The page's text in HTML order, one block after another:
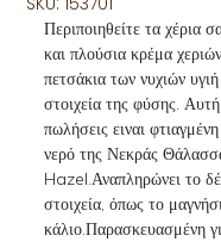
Περιποιηθείτε τα χέρια
και πλούσια κρέμα
πετσάκια των νυχιών
στοιχεία της φύσης.
πωλήσεις ειναι
νερό της Νεκράς
Hazel.Αναπληρώνει το
στοιχεία, όπως το
κάλιο.Παρασκευασμένη